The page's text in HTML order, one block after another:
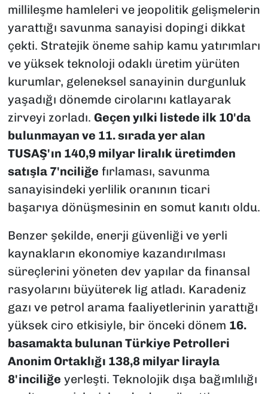
millileşme hamleleri ve jeopolitik gelişmelerin
yarattığı savunma sanayisi dopingi dikkat
çekti. Stratejik öneme sahip kamu yatırımları
ve yüksek teknoloji odaklı üretim yürüten
kurumlar, geleneksel sanayinin durgunluk
yaşadığı dönemde cirolarını katlayarak
zirveyi zorladı. Geçen yılki listede ilk 10'da
bulunmayan ve 11. sırada yer alan
TUSAŞ'ın 140,9 milyar liralık üretimden
satışla 7'nciliğe fırlaması, savunma
sanayisindeki yerlilik oranının ticari
başarıya dönüşmesinin en somut kanıtı oldu.
Benzer şekilde, enerji güvenliği ve yerli
kaynakların ekonomiye kazandırılması
süreçlerini yöneten dev yapılar da finansal
rasyolarını büyüterek lig atladı. Karadeniz
gazı ve petrol arama faaliyetlerinin yarattığı
yüksek ciro etkisiyle, bir önceki dönem 16.
basamakta bulunan Türkiye Petrolleri
Anonim Ortaklığı 138,8 milyar lirayla
8'inciliğe yerleşti. Teknolojik dışa bağımlılığı